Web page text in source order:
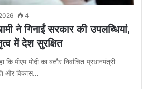
4
ने गिनाईं सरकार की उपलब्धियां,
में देश सुरक्षित
पीएम मोदी का बतौर निर्वाचित प्रधानमंत्री
और विकास…